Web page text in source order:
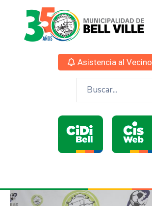
Asistencia al Vecino